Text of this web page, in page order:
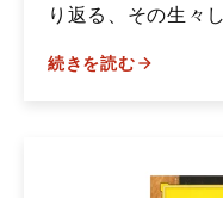
り返る、その生々
続きを読む